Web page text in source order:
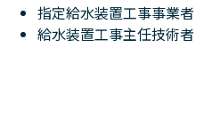
指定給水装置工事事業者
給水装置工事主任技術者